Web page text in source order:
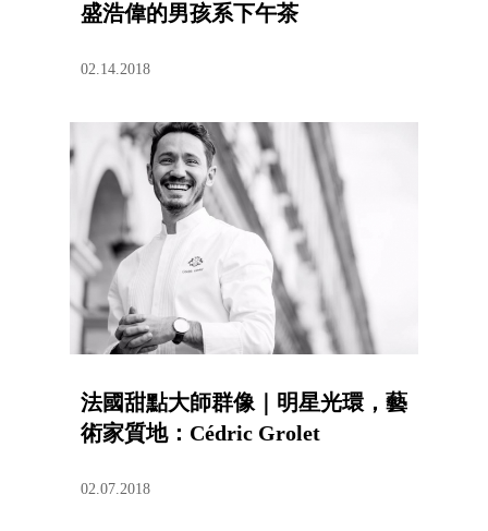
盛浩偉的男孩系下午茶
02.14.2018
法國甜點大師群像｜明星光環，藝
術家質地：Cédric Grolet
02.07.2018